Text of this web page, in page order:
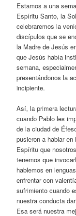
Estamos a una
Espíritu Santo, la
celebraremos la
discípulos que se
la Madre de Jesús
que Jesús había
semana,
presentándonos la
incipiente.
Así, la primera
cuando Pablo les
de la ciudad de
pusieron a hablar
Espíritu que
tenemos que
hablemos en
enfrentar con
sufrimiento cuando
nuestra conducta
Esa será nuestra